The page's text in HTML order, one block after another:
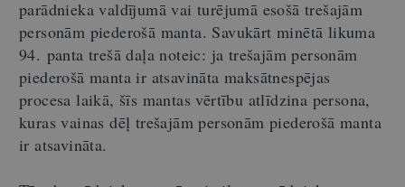
parādnieka valdījumā vai turējumā esošā trešajām
personām piederošā manta. Savukārt minētā likuma
94. panta trešā daļa noteic: ja trešajām personām
piederošā manta ir atsavināta maksātnespējas
procesa laikā, šīs mantas vērtību atlīdzina persona,
kuras vainas dēļ trešajām personām piederošā manta
ir atsavināta.